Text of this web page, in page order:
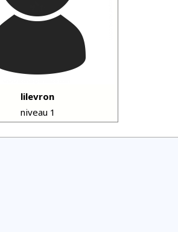
lilevron
niveau 1